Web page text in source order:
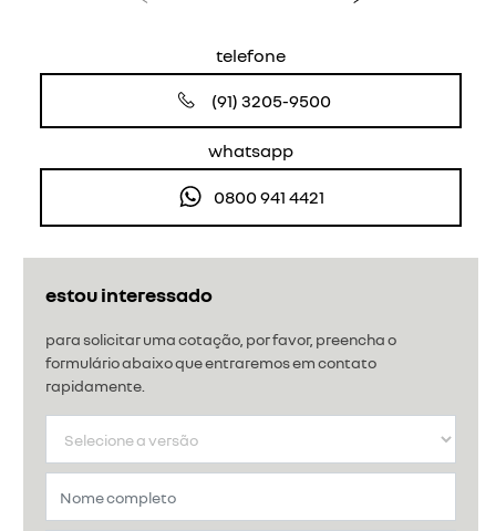
estou interessado
para solicitar uma cotação, por favor, preencha o
formulário abaixo que entraremos em contato
rapidamente.
Anterior Próximo
telefone
(91) 3205-9500
whatsapp
0800 941 4421